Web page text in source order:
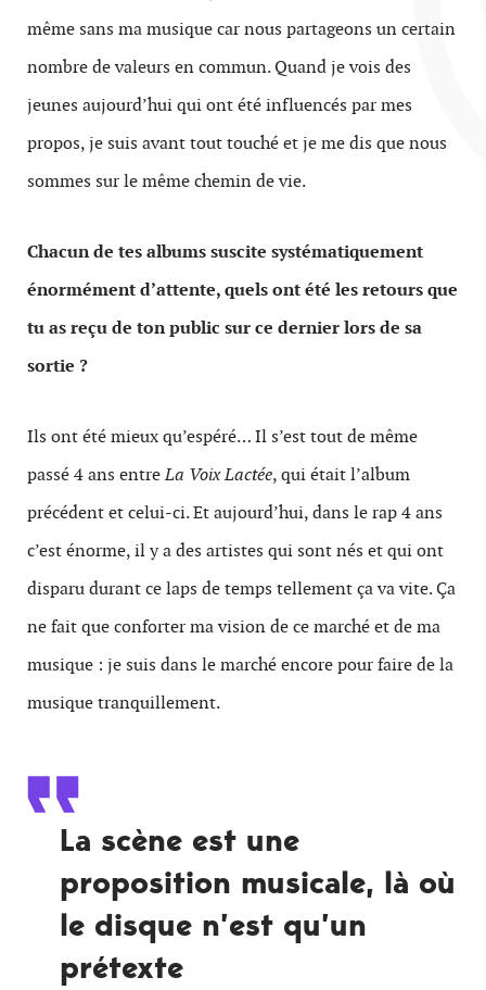
même sans ma musique car nous partageons un certain
nombre de valeurs en commun. Quand je vois des
jeunes aujourd’hui qui ont été influencés par mes
propos, je suis avant tout touché et je me dis que nous
sommes sur le même chemin de vie.
Chacun de tes albums suscite systématiquement
énormément d’attente, quels ont été les retours que
tu as reçu de ton public sur ce dernier lors de sa
sortie ?
Ils ont été mieux qu’espéré… Il s’est tout de même
passé 4 ans entreLa Voix Lactée, qui était l’album
précédent et celui-ci. Et aujourd’hui, dans le rap 4 ans
c’est énorme, il y a des artistes qui sont nés et qui ont
disparu durant ce laps de temps tellement ça va vite. Ça
ne fait que conforter ma vision de ce marché et de ma
musique : je suis dans le marché encore pour faire de la
musique tranquillement.
La scène est une
proposition musicale, là où
le disque n’est qu’un
prétexte